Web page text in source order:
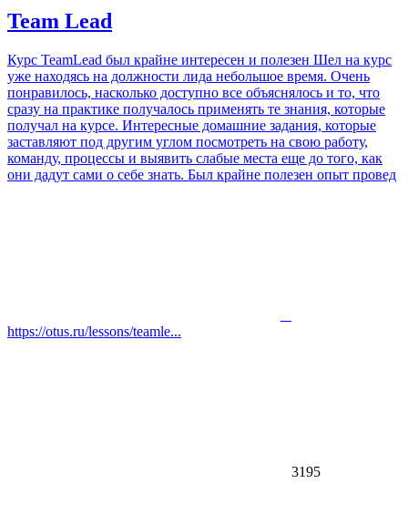
Team Lead
Курс TeamLead был крайне интересен и полезен Шел на курс
уже находясь на должности лида небольшое время. Очень
понравилось, насколько доступно все объяснялось и то, что
сразу на практике получалось применять те знания, которые
получал на курсе. Интересные домашние задания, которые
заставляют под другим углом посмотреть на свою работу,
команду, процессы и выявить слабые места еще до того, как
они дадут сами о себе знать. Был крайне полезен опыт провед
https://otus.ru/lessons/teamle...
3195